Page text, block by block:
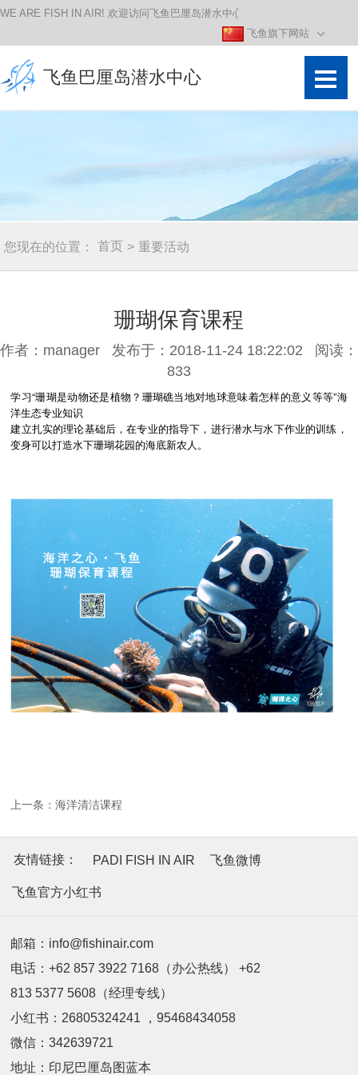
WE ARE FISH IN AIR! 欢迎访问飞鱼巴厘岛潜水中心！
飞鱼旗下网站
飞鱼巴厘岛潜水中心
吃住在图村
联系我们
精彩图集
您现在的位置： 首页 > 重要活动
珊瑚保育课程
作者：manager 发布于：2018-11-24 18:22:02 阅读：
833
学习“珊瑚是动物还是植物？珊瑚礁当地对地球意味着怎样的意义等等”海
洋生态专业知识
建立扎实的理论基础后，在专业的指导下，进行潜水与水下作业的训练，
变身可以打造水下珊瑚花园的海底新农人。
上一条：海洋清洁课程
友情链接： PADI FISH IN AIR 飞鱼微博
飞鱼官方小红书
邮箱：info@fishinair.com
电话：+62 857 3922 7168（办公热线） +62
813 5377 5608（经理专线）
小红书：26805324241 ，95468434058
微信：342639721
地址：印尼巴厘岛图蓝本